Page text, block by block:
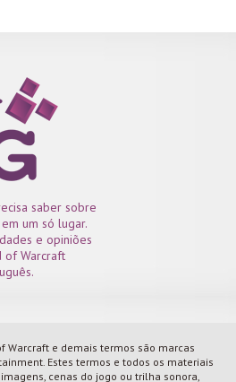
saber sobre
um só lugar.
e opiniões
of Warcraft
Warcraft e demais termos são marcas
Estes termos e todos os materiais
cenas do jogo ou trilha sonora,